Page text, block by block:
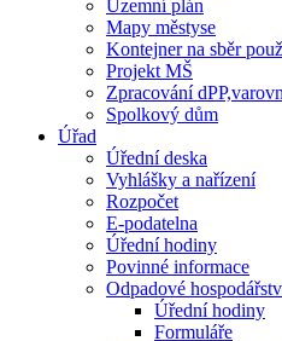
Územní plán
Mapy městyse
Kontejner na sběr
Projekt MŠ
Zpracování
Spolkový dům
Úřad
Úřední deska
Vyhlášky a nařízení
Rozpočet
E-podatelna
Úřední hodiny
Povinné informace
Odpadové
Úřední hodiny
Formuláře